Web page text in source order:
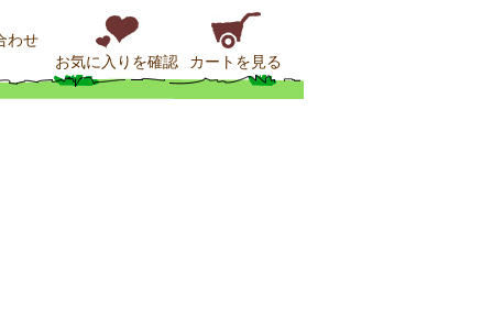
お気に入りを確認 カートを見る
わせ